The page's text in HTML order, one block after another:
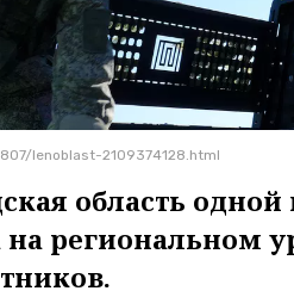
lenoblast-2109374128.html
область
региональном